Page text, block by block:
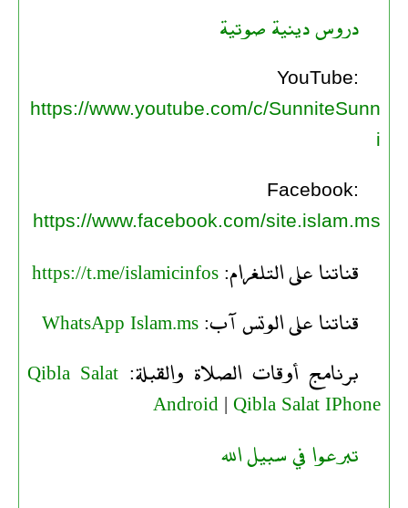
دروس دينية صوتية
YouTube:
https://www.youtube.com/c/SunniteSunn
i
Facebook:
https://www.facebook.com/site.islam.ms
قناتنا على التلغرام:https://t.me/islamicinfos
قناتنا على الوتس آب:WhatsApp Islam.ms
برنامج أوقات الصلاة والقبلة: Qibla Salat
Android|Qibla Salat IPhone
تبرعوا في سبيل الله